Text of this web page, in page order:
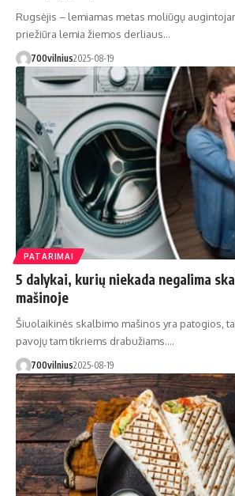
Rugsėjis – lemiamas metas moliūgų
priežiūra lemia žiemos derliaus…
700vilnius2025-08-19
PATARIMAI
5 dalykai, kurių niekada negalima
mašinoje
Šiuolaikinės skalbimo mašinos yra patogios,
pavojų tam tikriems drabužiams.…
700vilnius2025-08-19